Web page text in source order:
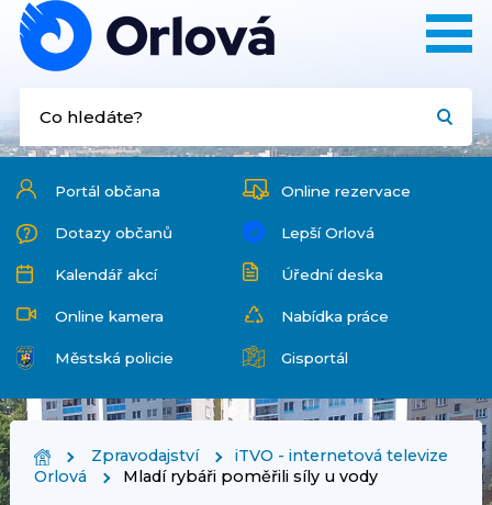
Portál občana Online rezervace
Dotazy občanů Lepší Orlová
Kalendář akcí Úřední deska
Online kamera Nabídka práce
Městská policie Gisportál
Zpravodajství
iTVO - internetová televize
Orlová
Mladí rybáři poměřili síly u vody